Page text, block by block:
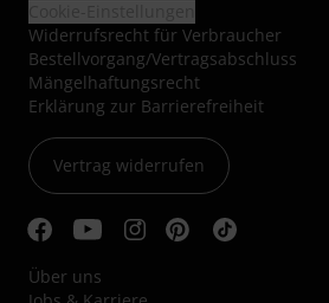
Widerrufsrecht für Verbraucher
Bestellvorgang/Vertragsabschluss
Mängelhaftungsrecht
Erklärung zur Barrierefreiheit
Vertrag widerrufen
Über uns